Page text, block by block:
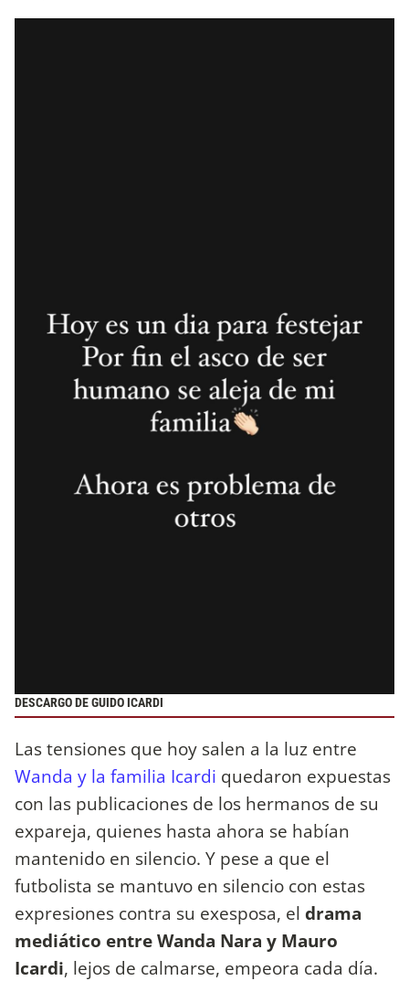
DESCARGO DE GUIDO ICARDI
Las tensiones que hoy salen a la luz entre
Wanda y la familia Icardi quedaron expuestas
con las publicaciones de los hermanos de su
expareja, quienes hasta ahora se habían
mantenido en silencio. Y pese a que el
futbolista se mantuvo en silencio con estas
expresiones contra su exesposa, el drama
mediático entre Wanda Nara y Mauro
Icardi, lejos de calmarse, empeora cada día.